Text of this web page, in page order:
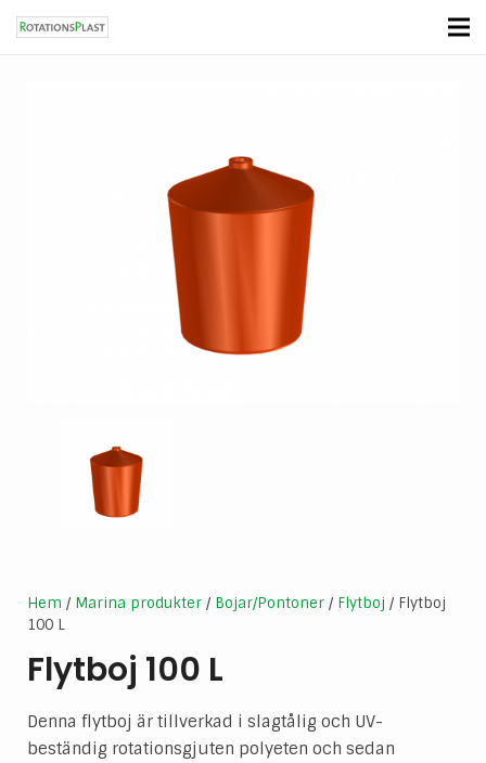
Hem / Marina produkter / Bojar/Pontoner / Flytboj / Flytboj
100 L
Flytboj 100 L
Denna flytboj är tillverkad i slagtålig och UV-
beständig rotationsgjuten polyeten och sedan